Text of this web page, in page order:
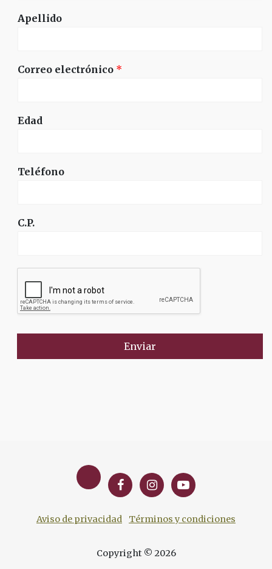
Apellido
Correo electrónico *
Edad
Teléfono
C.P.
Enviar
Copyright © 2026
Aviso de privacidad Términos y condiciones